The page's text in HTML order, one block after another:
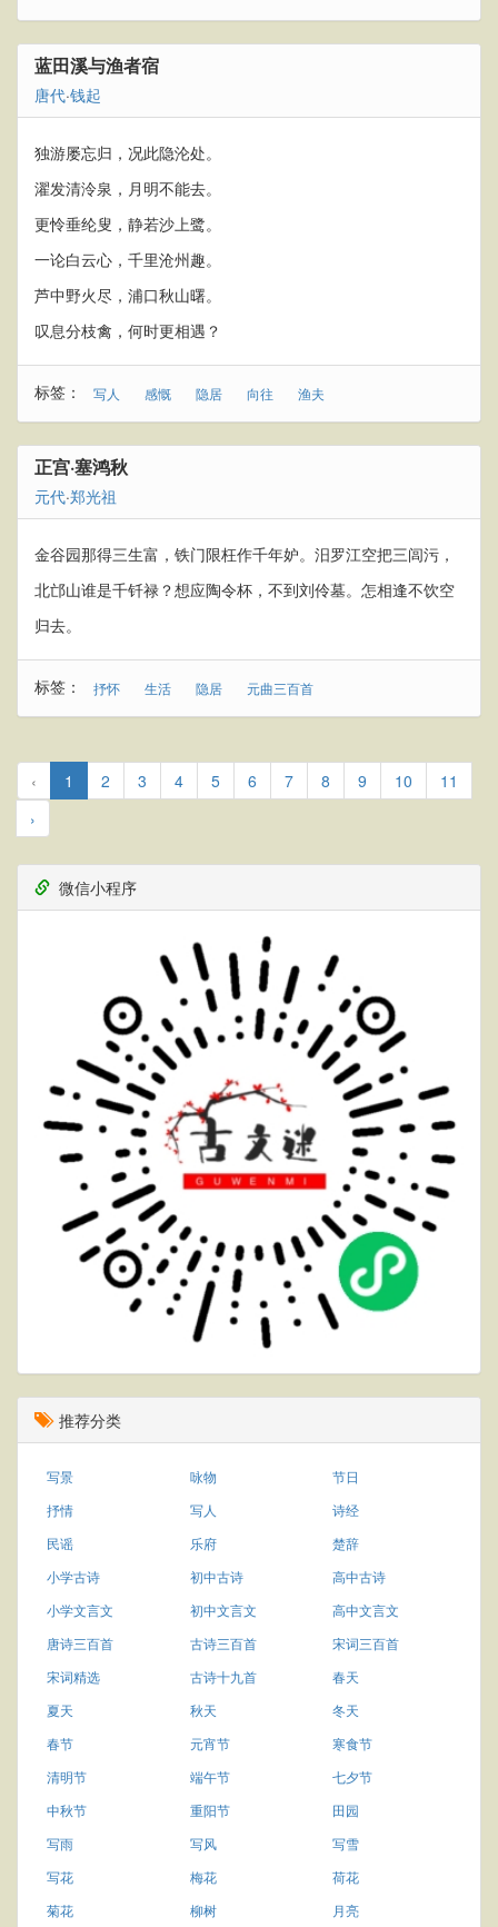
蓝田溪与渔者宿
唐代·钱起
独游屡忘归，况此隐沦处。
濯发清泠泉，月明不能去。
更怜垂纶叟，静若沙上鹭。
一论白云心，千里沧州趣。
芦中野火尽，浦口秋山曙。
叹息分枝禽，何时更相遇？
标签： 写人 感慨 隐居 向往 渔夫
正宫·塞鸿秋
元代·郑光祖
金谷园那得三生富，铁门限枉作千年妒。汨罗江空把三闾污，
北邙山谁是千钎禄？想应陶令杯，不到刘伶墓。怎相逢不饮空
归去。
标签： 抒怀 生活 隐居 元曲三百首
‹ 1 2 3 4 5 6 7 8 9 10
11
›
微信小程序
推荐分类
写景 咏物
节日
抒情
写人
诗经
民谣
乐府
楚辞
小学古诗
初中古诗
高中古诗
小学文言文
初中文言文
高中文言文
唐诗三百首
古诗三百首
宋词三百首
宋词精选
古诗十九首
春天
夏天
秋天
冬天
春节
元宵节
寒食节
清明节
端午节
七夕节
中秋节
重阳节
田园
写雨
写风
写雪
写花
梅花
荷花
菊花
柳树
月亮